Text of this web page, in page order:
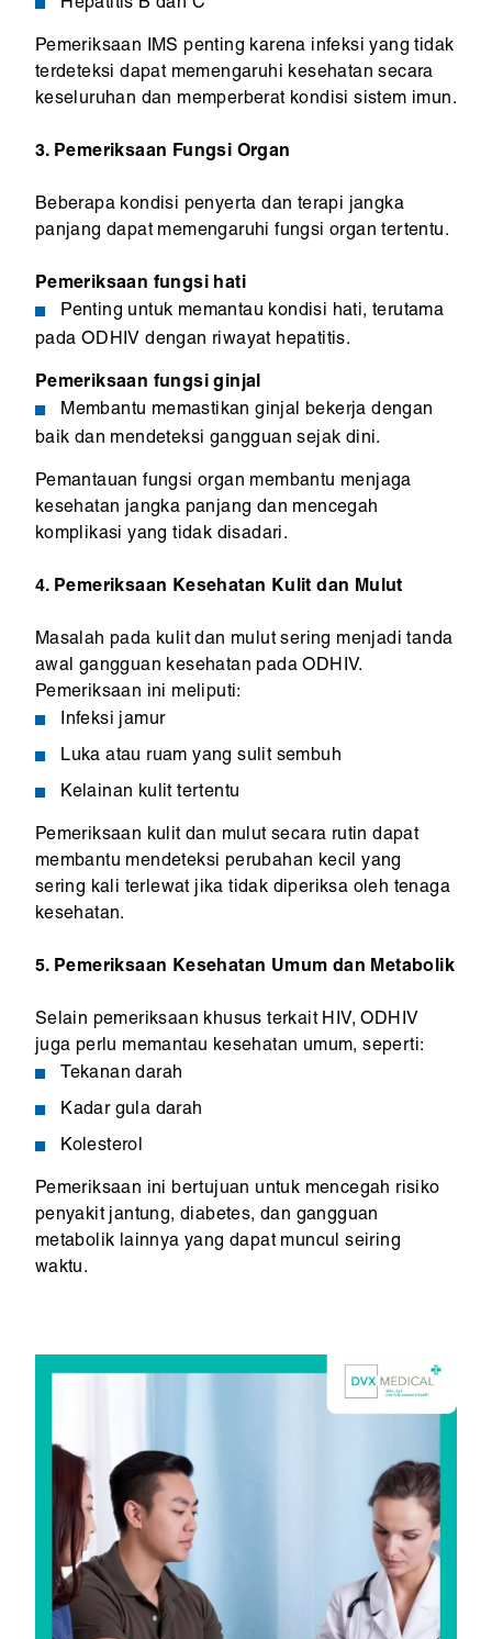
Hepatitis B dan C
Pemeriksaan IMS penting karena infeksi yang tidak
terdeteksi dapat memengaruhi kesehatan secara
keseluruhan dan memperberat kondisi sistem imun.
3. Pemeriksaan Fungsi Organ
Beberapa kondisi penyerta dan terapi jangka
panjang dapat memengaruhi fungsi organ tertentu.
Pemeriksaan fungsi hati
Penting untuk memantau kondisi hati, terutama
pada ODHIV dengan riwayat hepatitis.
Pemeriksaan fungsi ginjal
Membantu memastikan ginjal bekerja dengan
baik dan mendeteksi gangguan sejak dini.
Pemantauan fungsi organ membantu menjaga
kesehatan jangka panjang dan mencegah
komplikasi yang tidak disadari.
4. Pemeriksaan Kesehatan Kulit dan Mulut
Masalah pada kulit dan mulut sering menjadi tanda
awal gangguan kesehatan pada ODHIV.
Pemeriksaan ini meliputi:
Infeksi jamur
Luka atau ruam yang sulit sembuh
Kelainan kulit tertentu
Pemeriksaan kulit dan mulut secara rutin dapat
membantu mendeteksi perubahan kecil yang
sering kali terlewat jika tidak diperiksa oleh tenaga
kesehatan.
5. Pemeriksaan Kesehatan Umum dan Metabolik
Selain pemeriksaan khusus terkait HIV, ODHIV
juga perlu memantau kesehatan umum, seperti:
Tekanan darah
Kadar gula darah
Kolesterol
Pemeriksaan ini bertujuan untuk mencegah risiko
penyakit jantung, diabetes, dan gangguan
metabolik lainnya yang dapat muncul seiring
waktu.